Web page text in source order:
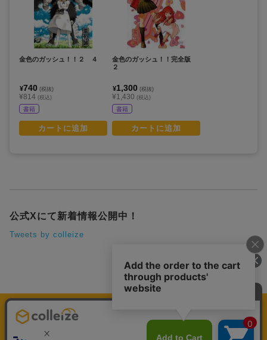
金色のガッシュ！！２ ４
¥740 (税抜)
¥814 (税込)
書籍
カートに追加
金色のガッシュ！！完全版
２
¥1,300 (税抜)
¥1,430 (税込)
書籍
カートに追加
公式Xにて新着情報公開中！
Tweets by colleize
運営会社 個人情報保護方針
colleize Pay利用規約